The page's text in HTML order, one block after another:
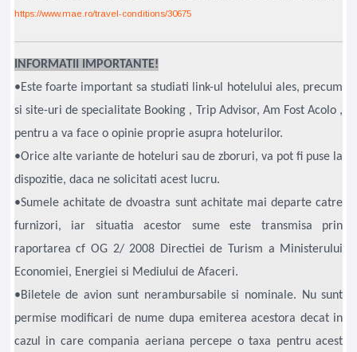
https://www.mae.ro/travel-conditions/30675
INFORMATII IMPORTANTE!
•Este foarte important sa studiati link-ul hotelului ales, precum
si site-uri de specialitate Booking , Trip Advisor, Am Fost Acolo ,
pentru a va face o opinie proprie asupra hotelurilor.
•Orice alte variante de hoteluri sau de zboruri, va pot fi puse la
dispozitie, daca ne solicitati acest lucru.
•Sumele achitate de dvoastra sunt achitate mai departe catre
furnizori, iar situatia acestor sume este transmisa prin
raportarea cf OG 2/ 2008 Directiei de Turism a Ministerului
Economiei, Energiei si Mediului de Afaceri.
•Biletele de avion sunt nerambursabile si nominale. Nu sunt
permise modificari de nume dupa emiterea acestora decat in
cazul in care compania aeriana percepe o taxa pentru acest